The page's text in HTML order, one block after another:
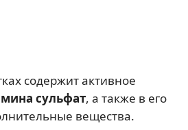
содержит активное
сульфат, а также в его
вещества.